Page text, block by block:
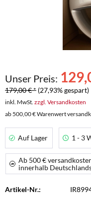
Unser Preis:
179,00 € * (27,93% gespart)
inkl. MwSt. zzgl. Versandkosten
ab 500,00 € Warenwert
Auf Lager 1 - 3
Ab 500 €
innerhalb
Artikel-Nr.: